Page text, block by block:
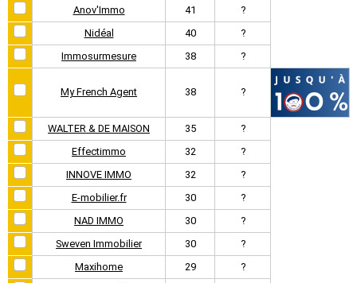
Anov'Immo
41
?
Nidéal
40
?
Immosurmesure
38 ?
My French Agent 38 ?
WALTER & DE MAISON 35
?
Effectimmo
32
?
INNOVE IMMO
32
?
E-mobilier.fr
30
?
NAD IMMO
30
?
Sweven Immobilier
30
?
Maxihome
29
?